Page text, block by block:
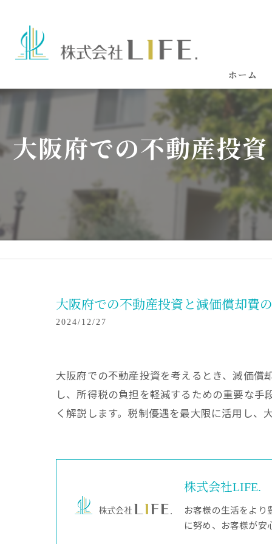
ホーム
大阪府での不動産投
大阪府での不動産投資と減価償却費
2024/12/27
大阪府での不動産投資を考えるとき、減価
し、所得税の負担を軽減するための重要な
く解説します。税制優遇を最大限に活用し
株式会社LIFE.
お客様の生活をより
に努め、お客様が安